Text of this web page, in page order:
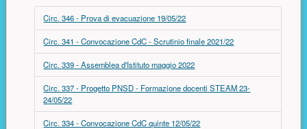
Circ. 346 - Prova di evacuazione 19/05/22
Circ. 341 - Convocazione CdC - Scrutinio finale 2021/22
Circ. 339 - Assemblea d'Istituto maggio 2022
Circ. 337 - Progetto PNSD - Formazione docenti STEAM 23-
24/05/22
Circ. 334 - Convocazione CdC quinte 12/05/22